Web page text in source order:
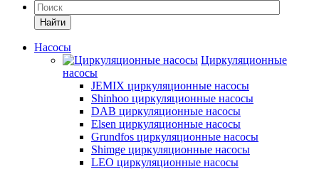
Найти
Насосы
Циркуляционные
насосы
JEMIX циркуляционные насосы
Shinhoo циркуляционные насосы
DAB циркуляционные насосы
Elsen циркуляционные насосы
Grundfos циркуляционные насосы
Shimge циркуляционные насосы
LEO циркуляционные насосы